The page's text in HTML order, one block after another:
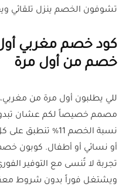
تشوفون الخصم ينزل تلقائي
كود خصم مغربي
خصم من أول مرة
للي يطلبون أول مرة من
مصمم خصيصاً لكم عشان تبدون
نسبة الخصم 11%
أو نسائي أو أطفال. كوبون
ويشتغل فوراً بدون شروط